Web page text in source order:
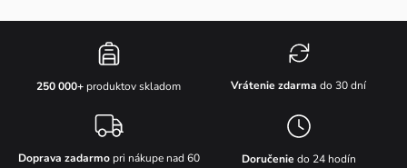
250 000+ produktov skladom Vrátenie zdarma do 30 dní
Doprava zadarmopri nákupe nad 60
Doručenie do 24 hodín